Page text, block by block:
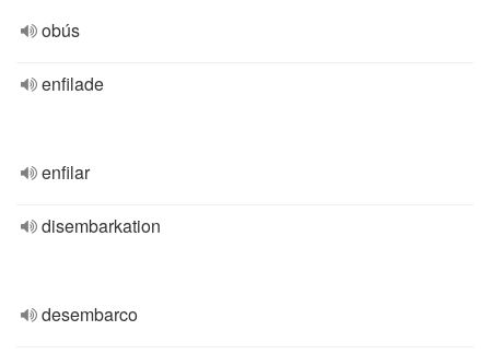
obús
enfilade
enfilar
disembarkation
desembarco